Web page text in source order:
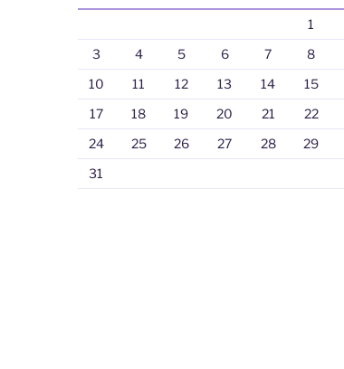
1
3
4 5 6 7 8
10
11 12 13 14 15
17
18 19 20 21 22
24
25 26 27 28 29
31